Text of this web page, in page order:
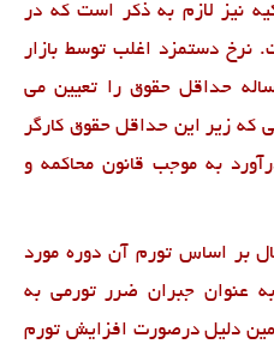
نیز لازم به ذکر است که در
نرخ دستمزد اغلب توسط بازار
حداقل حقوق را تعیین می
که زیر این حداقل حقوق کارگر
به موجب قانون محاکمه و
بر اساس تورم آن دوره مورد
به عنوان جبران ضرر تورمی به
دلیل درصورت افزایش تورم